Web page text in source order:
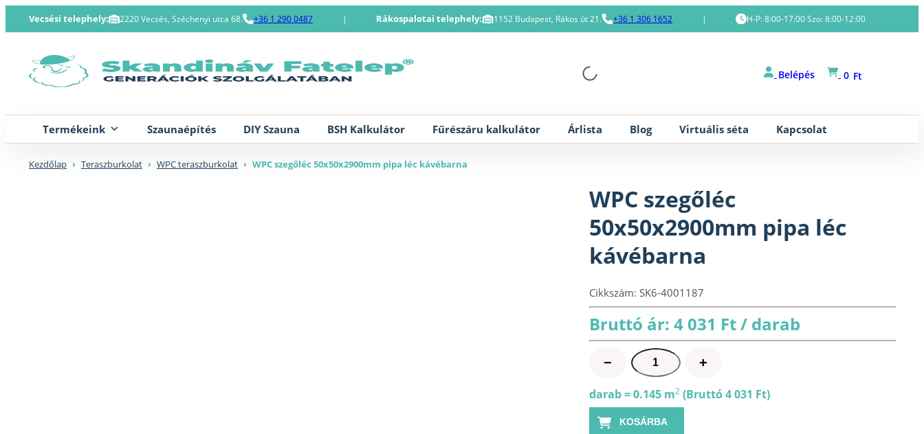
to
Vecsési telephely: 2220 Vecsés, Széchenyi utca 68. +36 1 290 0487 | Rákospalotai telephely: 1152 Budapest, Rákos út 21. +36 1 306 1652 | H-P: 8:00-17:00 Szo: 8:00-12:00
Belépés 0 Ft
Termékeink Szaunaépítés DIY Szauna BSH Kalkulátor Fűrészáru kalkulátor Árlista Blog Virtuális séta Kapcsolat
Kezdőlap › Teraszburkolat › WPC teraszburkolat › WPC szegőléc 50x50x2900mm pipa léc kávébarna
WPC szegőléc
50x50x2900mm pipa léc
kávébarna
Cikkszám: SK6-4001187
Bruttó ár: 4 031 Ft / darab
−
WPC
szegőléc
50x50x2900mm
pipa
léc
+
darab = 0.145 m2 (Bruttó 4 031 Ft)
KOSÁRBA